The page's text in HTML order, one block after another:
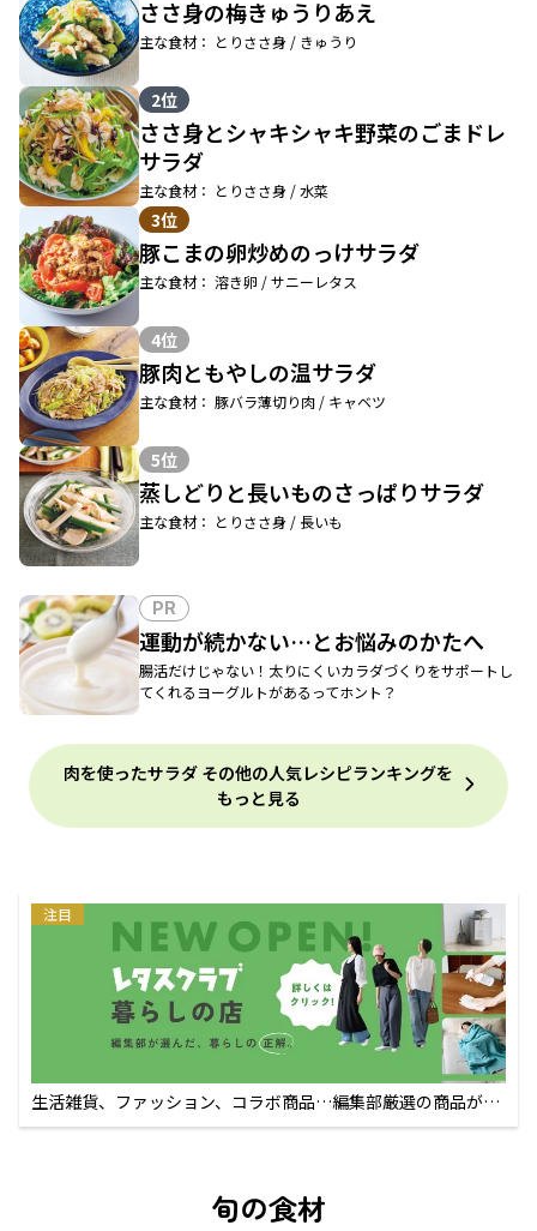
ささ身の梅きゅうりあえ
主な食材： とりささ身 / きゅうり
2位
ささ身とシャキシャキ野菜のごまドレ
サラダ
主な食材： とりささ身 / 水菜
3位
豚こまの卵炒めのっけサラダ
主な食材： 溶き卵 / サニーレタス
4位
豚肉ともやしの温サラダ
主な食材： 豚バラ薄切り肉 / キャベツ
5位
蒸しどりと長いものさっぱりサラダ
主な食材： とりささ身 / 長いも
PR
運動が続かない…とお悩みのかたへ
腸活だけじゃない！太りにくいカラダづくりをサポートし
てくれるヨーグルトがあるってホント？
肉を使ったサラダ その他の人気レシピランキングを
もっと見る
注目
生活雑貨、ファッション、コラボ商品…編集部厳選の商品が買
えるECサイト
旬の食材